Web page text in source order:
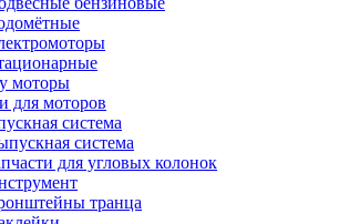
моторы
для моторов
система
система
для угловых колонок
транца